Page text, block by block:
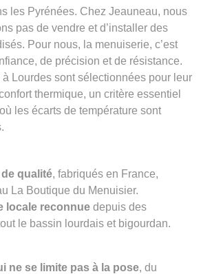
les Pyrénées. Chez Jeauneau, nous
pas de vendre et d’installer des
Pour nous, la menuiserie, c’est
de précision et de résistance.
Lourdes sont sélectionnées pour leur
thermique, un critère essentiel
les écarts de température sont
qualité, fabriqués en France,
La Boutique du Menuisier.
locale reconnue depuis des
le bassin lourdais et bigourdan.
ne se limite pas à la pose, du